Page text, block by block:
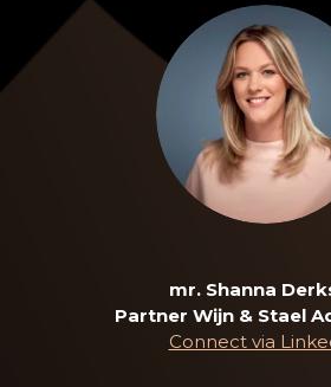
mr. Shanna
Partner Wijn & Stael
Connect via